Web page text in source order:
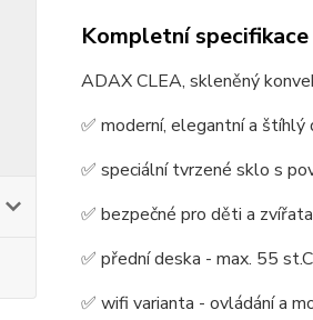
Kompletní specifikace
ADAX CLEA, skleněný
✅ moderní, elegantní a štíhlý
✅ speciální tvrzené sklo s
✅ bezpečné pro děti a
✅ přední deska - max. 55
✅ wifi varianta - ovládání a